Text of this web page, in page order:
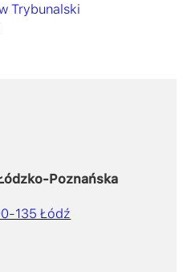
Trybunalski
Poznańska
135 Łódź